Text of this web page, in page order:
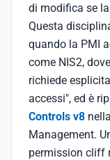
di modifica se
Questa
quando la PMI
come NIS2, dove
richiede
accessi", ed è
Controls v8
Management.
permission cliff